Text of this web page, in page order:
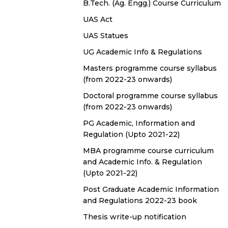
B.Tech. (Ag. Engg.) Course Curriculum
UAS Act
UAS Statues
UG Academic Info & Regulations
Masters programme course syllabus
(from 2022-23 onwards)
Doctoral programme course syllabus
(from 2022-23 onwards)
PG Academic, Information and
Regulation (Upto 2021-22)
MBA programme course curriculum
and Academic Info. & Regulation
(Upto 2021-22)
Post Graduate Academic Information
and Regulations 2022-23 book
Thesis write-up notification